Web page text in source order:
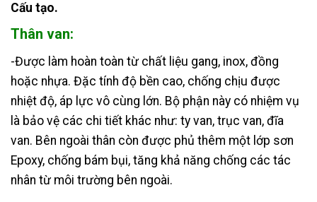
Cấu tạo.
Thân van:
-Được làm hoàn toàn từ chất liệu gang, inox, đồng
hoặc nhựa. Đặc tính độ bền cao, chống chịu được
nhiệt độ, áp lực vô cùng lớn. Bộ phận này có nhiệm vụ
là bảo vệ các chi tiết khác như: ty van, trục van, đĩa
van. Bên ngoài thân còn được phủ thêm một lớp sơn
Epoxy, chống bám bụi, tăng khả năng chống các tác
nhân từ môi trường bên ngoài.